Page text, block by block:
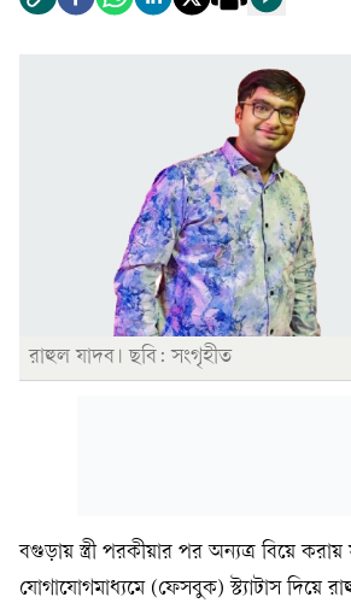
রাহুল যাদব। ছবি: সংগৃহীত
বগুড়ায় স্ত্রী পরকীয়ার পর অন্যত্র বিয়ে করায়
যোগাযোগমাধ্যমে (ফেসবুক) স্ট্যাটাস দিয়ে